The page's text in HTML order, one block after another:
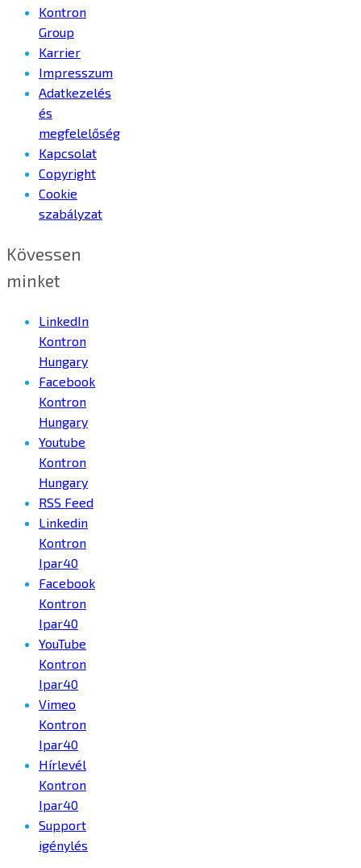
Kontron
Group
Karrier
Impresszum
Adatkezelés
és
megfelelőség
Kapcsolat
Copyright
Cookie
szabályzat
Kövessen
minket
LinkedIn
Kontron
Hungary
Facebook
Kontron
Hungary
Youtube
Kontron
Hungary
RSS Feed
Linkedin
Kontron
Ipar40
Facebook
Kontron
Ipar40
YouTube
Kontron
Ipar40
Vimeo
Kontron
Ipar40
Hírlevél
Kontron
Ipar40
Support
igénylés